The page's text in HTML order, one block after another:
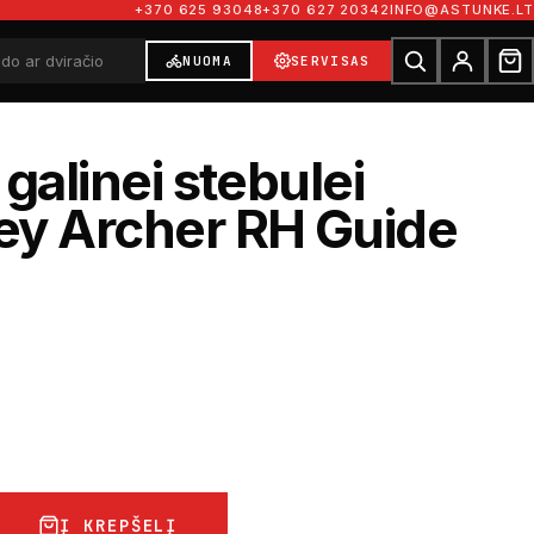
+370 625 93048+370 627 20342INFO@ASTUNKE.LT
NUOMA SERVISAS
stebulei
Archer RH Guide
Į KREPŠELĮ